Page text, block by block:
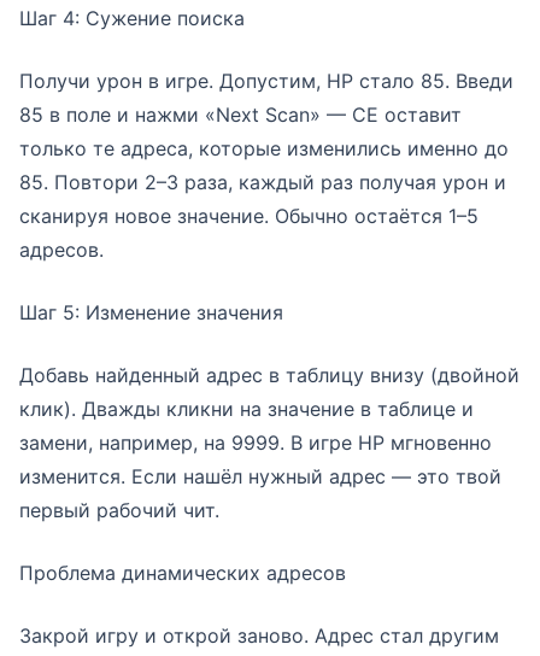
Шаг 4: Сужение поиска
Получи урон в игре. Допустим, HP стало 85. Введи
85 в поле и нажми «Next Scan» — CE оставит
только те адреса, которые изменились именно до
85. Повтори 2–3 раза, каждый раз получая урон и
сканируя новое значение. Обычно остаётся 1–5
адресов.
Шаг 5: Изменение значения
Добавь найденный адрес в таблицу внизу (двойной
клик). Дважды кликни на значение в таблице и
замени, например, на 9999. В игре HP мгновенно
изменится. Если нашёл нужный адрес — это твой
первый рабочий чит.
Проблема динамических адресов
Закрой игру и открой заново. Адрес стал другим